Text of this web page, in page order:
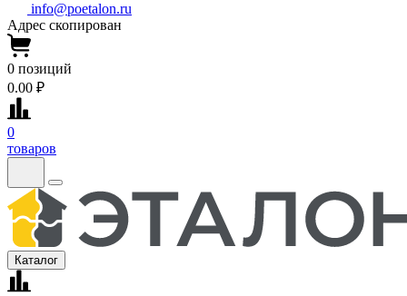
info@poetalon.ru
Адрес скопирован
0 позиций
0.00 ₽
0
товаров
Каталог